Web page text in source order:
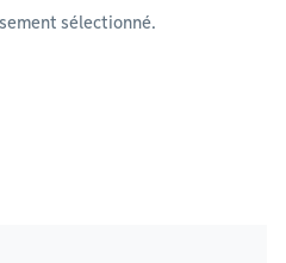
sélectionné.